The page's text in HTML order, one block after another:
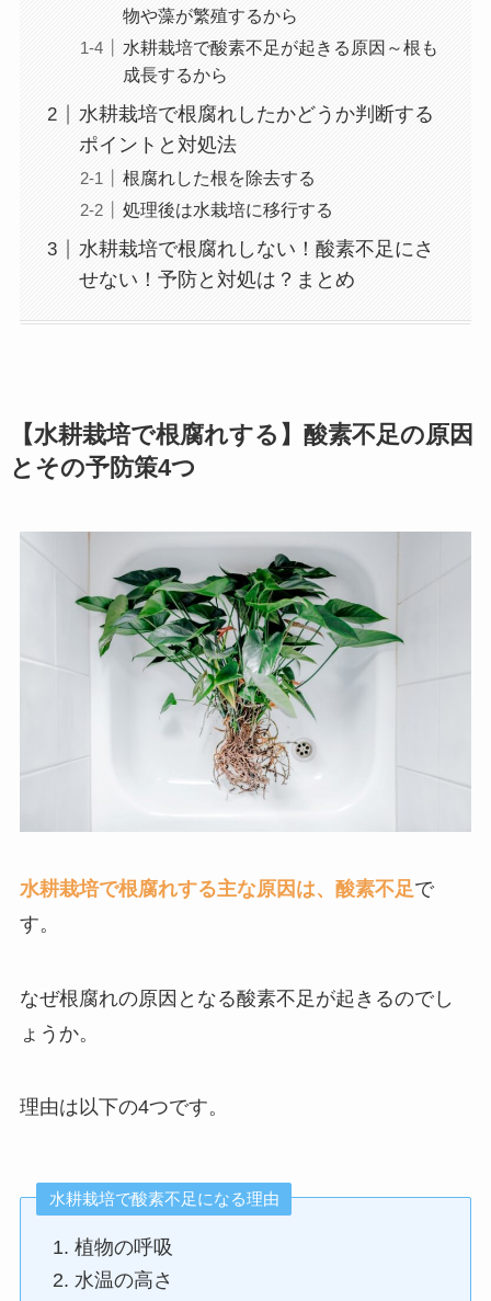
物や藻が繁殖するから
水耕栽培で酸素不足が起きる原因～根も
成長するから
水耕栽培で根腐れしたかどうか判断する
ポイントと対処法
根腐れした根を除去する
処理後は水栽培に移行する
水耕栽培で根腐れしない！酸素不足にさ
せない！予防と対処は？まとめ
【水耕栽培で根腐れする】酸素不足の原因
とその予防策4つ
水耕栽培で根腐れする主な原因は、酸素不足で
す。
なぜ根腐れの原因となる酸素不足が起きるのでし
ょうか。
理由は以下の4つです。
水耕栽培で酸素不足になる理由
植物の呼吸
水温の高さ